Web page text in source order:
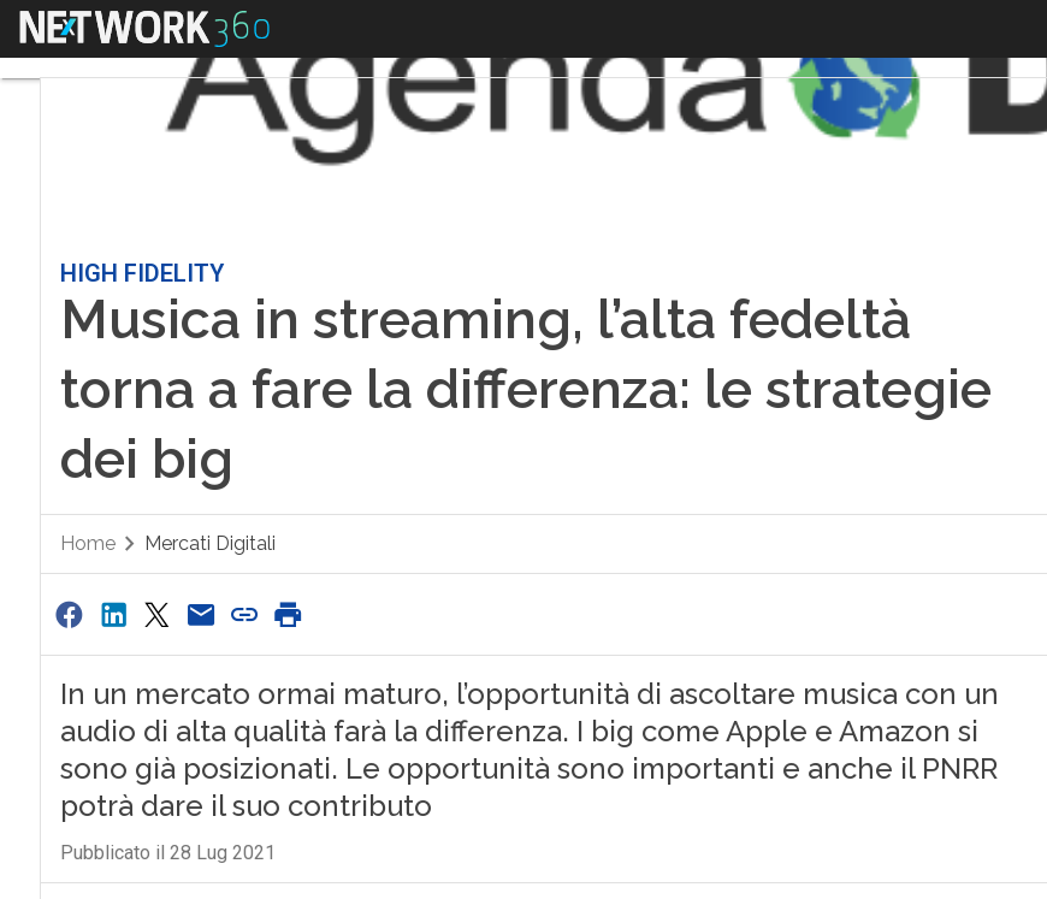
Menu
HIGH FIDELITY
Musica in streaming, l’alta fedeltà
torna a fare la differenza: le strategie
dei big
Home Mercati Digitali
In un mercato ormai maturo, l’opportunità di ascoltare musica con un
audio di alta qualità farà la differenza. I big come Apple e Amazon si
sono già posizionati. Le opportunità sono importanti e anche il PNRR
potrà dare il suo contributo
Pubblicato il 28 Lug 2021